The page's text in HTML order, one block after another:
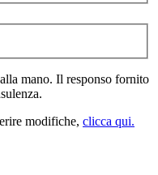
mano. Il responso fornito
modifiche, clicca qui.